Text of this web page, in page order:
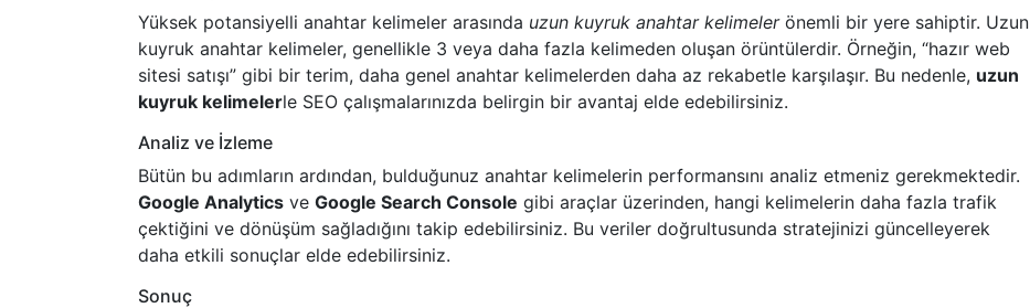
Yüksek potansiyelli anahtar kelimeler arasında uzun kuyruk anahtar kelimelerönemli bir yere sahiptir. Uzun
kuyruk anahtar kelimeler, genellikle 3 veya daha fazla kelimeden oluşan örüntülerdir. Örneğin, “hazır web
sitesi satışı” gibi bir terim, daha genel anahtar kelimelerden daha az rekabetle karşılaşır. Bu nedenle, uzun
kuyruk kelimelerle SEO çalışmalarınızda belirgin bir avantaj elde edebilirsiniz.
Analiz ve İzleme
Bütün bu adımların ardından, bulduğunuz anahtar kelimelerin performansını analiz etmeniz gerekmektedir.
Google Analytics ve Google Search Console gibi araçlar üzerinden, hangi kelimelerin daha fazla trafik
çektiğini ve dönüşüm sağladığını takip edebilirsiniz. Bu veriler doğrultusunda stratejinizi güncelleyerek
daha etkili sonuçlar elde edebilirsiniz.
Sonuç